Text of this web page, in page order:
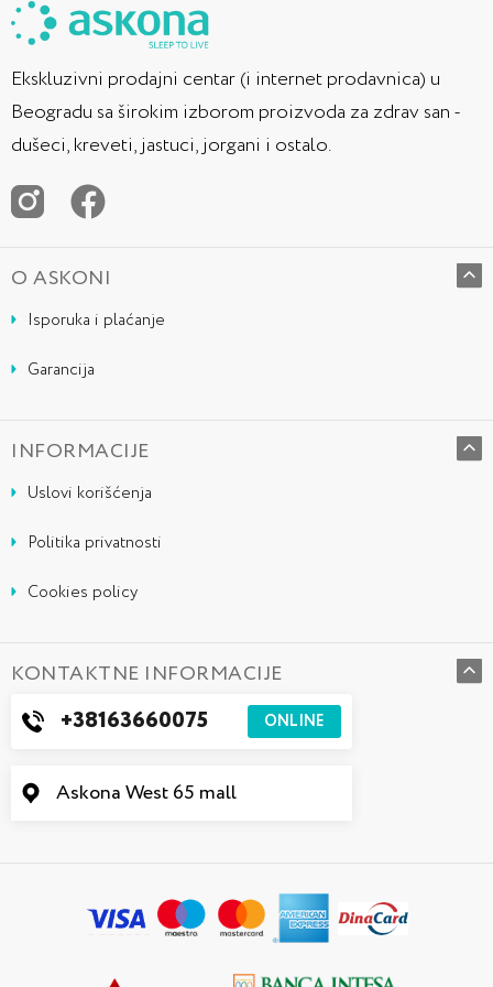
Ekskluzivni prodajni centar (i internet prodavnica) u
Beogradu sa širokim izborom proizvoda za zdrav san -
dušeci, kreveti, jastuci, jorgani i ostalo.
O ASKONI
Isporuka i plaćanje
Garancija
INFORMACIJE
Uslovi korišćenja
Politika privatnosti
Cookies policy
KONTAKTNE INFORMACIJE
+38163660075 ONLINE
Askona West 65 mall